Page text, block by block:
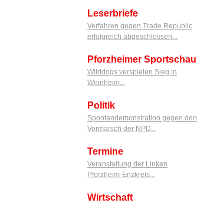
Leserbriefe
Verfahren gegen Trade Republic
erfolgreich abgeschlossen...
Pforzheimer Sportschau
Wilddogs verspielen Sieg in
Weinheim...
Politik
Spontandemonstration gegen den
Vormarsch der NPD...
Termine
Veranstaltung der Linken
Pforzheim-Enzkreis...
Wirtschaft